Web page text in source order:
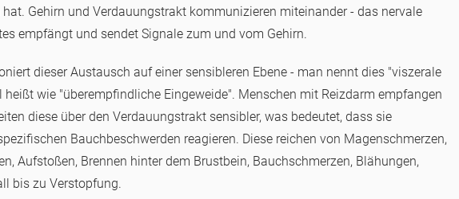
Gehirn und Verdauungstrakt kommunizieren miteinander - das nervale
empfängt und sendet Signale zum und vom Gehirn.
dieser Austausch auf einer sensibleren Ebene - man nennt dies "viszerale
wie "überempfindliche Eingeweide". Menschen mit Reizdarm empfangen
diese über den Verdauungstrakt sensibler, was bedeutet, dass sie
Bauchbeschwerden reagieren. Diese reichen von Magenschmerzen,
Aufstoßen, Brennen hinter dem Brustbein, Bauchschmerzen, Blähungen,
bis zu Verstopfung.